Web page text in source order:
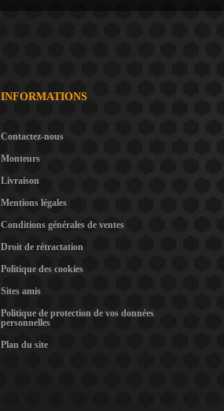
INFORMATIONS
Contactez-nous
Monteurs
Livraison
Mentions légales
Conditions générales de ventes
Droit de rétractation
Politique des cookies
Sites amis
Politique de protection de vos données
personnelles
Plan du site